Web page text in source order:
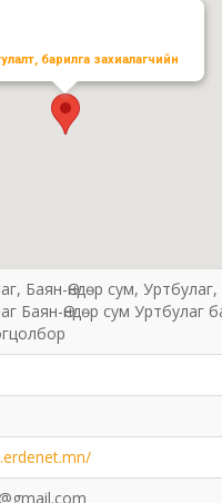
барилга захиалагчийн
Баян-Өндөр сум, Уртбулаг,
Баян-Өндөр сум Уртбулаг